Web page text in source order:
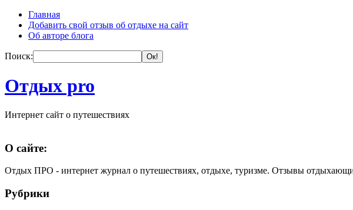
Главная
Добавить свой отзыв об отдыхе на сайт
Об авторе блога
Поиск:
Отдых pro
Интернет сайт о путешествиях
О сайте:
Отдых ПРО - интернет журнал о путешествиях, отдыхе, туризме. Отзывы
Рубрики